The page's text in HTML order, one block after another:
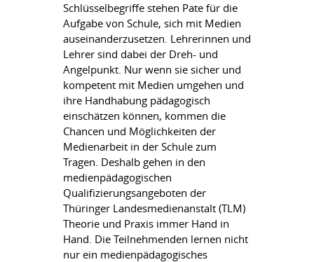
Schlüsselbegriffe stehen Pate für die
Aufgabe von Schule, sich mit Medien
auseinanderzusetzen. Lehrerinnen und
Lehrer sind dabei der Dreh- und
Angelpunkt. Nur wenn sie sicher und
kompetent mit Medien umgehen und
ihre Handhabung pädagogisch
einschätzen können, kommen die
Chancen und Möglichkeiten der
Medienarbeit in der Schule zum
Tragen. Deshalb gehen in den
medienpädagogischen
Qualifizierungsangeboten der
Thüringer Landesmedienanstalt (TLM)
Theorie und Praxis immer Hand in
Hand. Die Teilnehmenden lernen nicht
nur ein medienpädagogisches